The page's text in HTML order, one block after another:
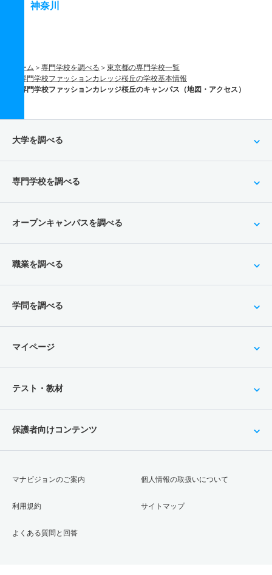
神奈川
ホーム 専門学校を調べる
東京都の専門学校一覧
専門学校ファッションカレッジ桜丘の学校基本情報
専門学校ファッションカレッジ桜丘のキャンパス（地図・アクセス）
大学を調べる
専門学校を調べる
オープンキャンパスを調べる
職業を調べる
学問を調べる
マイページ
テスト・教材
保護者向けコンテンツ
マナビジョンのご案内
利用規約
よくある質問と回答
個人情報の取扱いについて
サイトマップ